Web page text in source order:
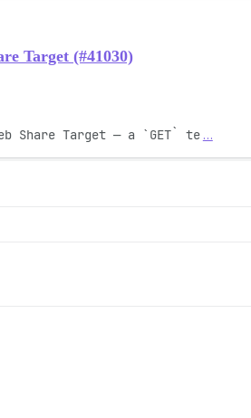
Target (#41030)
Share Target — a `GET` te …